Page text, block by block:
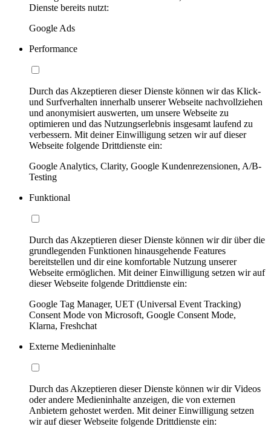
Dienste bereits nutzt:
Google Ads
Performance
Durch das Akzeptieren dieser Dienste können wir das Klick-
und Surfverhalten innerhalb unserer Webseite nachvollziehen
und anonymisiert auswerten, um unsere Webseite zu
optimieren und das Nutzungserlebnis insgesamt laufend zu
verbessern. Mit deiner Einwilligung setzen wir auf dieser
Webseite folgende Drittdienste ein:
Google Analytics, Clarity, Google Kundenrezensionen, A/B-
Testing
Funktional
Durch das Akzeptieren dieser Dienste können wir dir über die
grundlegenden Funktionen hinausgehende Features
bereitstellen und dir eine komfortable Nutzung unserer
Webseite ermöglichen. Mit deiner Einwilligung setzen wir auf
dieser Webseite folgende Drittdienste ein:
Google Tag Manager, UET (Universal Event Tracking)
Consent Mode von Microsoft, Google Consent Mode,
Klarna, Freshchat
Externe Medieninhalte
Durch das Akzeptieren dieser Dienste können wir dir Videos
oder andere Medieninhalte anzeigen, die von externen
Anbietern gehostet werden. Mit deiner Einwilligung setzen
wir auf dieser Webseite folgende Drittdienste ein: